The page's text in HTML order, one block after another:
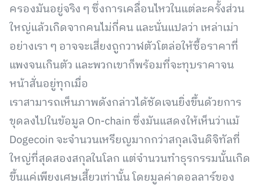
ครองมันอยู่จริง ๆ ซึ่งการเคลื่อนไหวในแต่ละครั้งส่วน
ใหญ่แล้วเกิดจากคนไม่กี่คน และนั่นแปลว่า เหล่าเม่า
อย่างเรา ๆ อาจจะเสี่ยงถูกวาฬตัวโตล่อให้ซื้อราคาที่
แพงจนเกินตัว และพวกเขาก็พร้อมที่จะทุบราคาจน
หน้าสั่นอยู่ทุกเมื่อ
เราสามารถเห็นภาพดังกล่าวได้ชัดเจนยิ่งขึ้นด้วยการ
ขุดลงไปในข้อมูล On-chain ซึ่งมันแสดงให้เห็นว่าแม้
Dogecoin จะจำนวนเหรียญมากกว่าสกุลเงินดิจิทัลที่
ใหญ่ที่สุดสองสกุลในโลก แต่จำนวนทำธุรกรรมนั้นเกิด
ขึ้นแค่เพียงเศษเสี้ยวเท่านั้น โดยมูลค่าดอลลาร์ของ